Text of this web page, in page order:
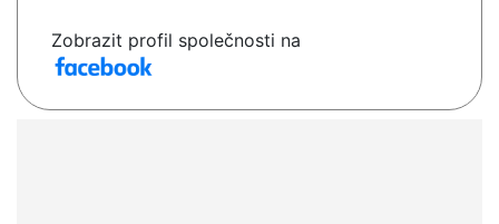
Zobrazit profil společnosti na